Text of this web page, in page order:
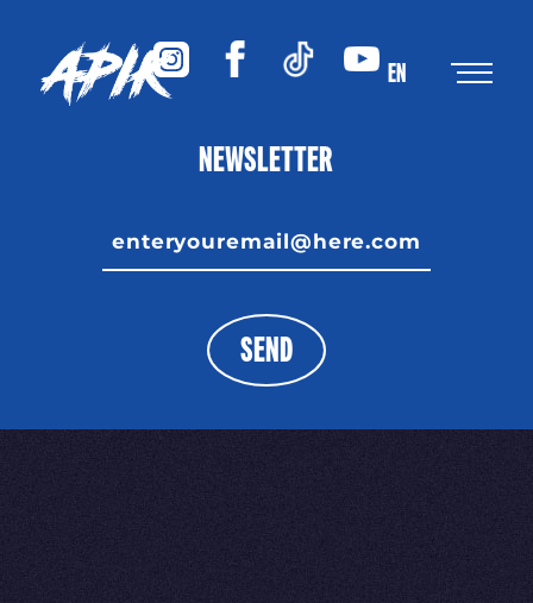
EN
NEWSLETTER